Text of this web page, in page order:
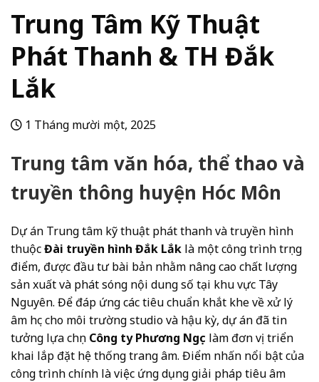
Trung Tâm Kỹ Thuật
Phát Thanh & TH Đắk
Lắk
1 Tháng mười một, 2025
Trung tâm văn hóa, thể thao và
truyền thông huyện Hóc Môn
Dự án Trung tâm kỹ thuật phát thanh và truyền hình
thuộcĐài truyền hình Đắk Lắk là một công trình trọng
điểm, được đầu tư bài bản nhằm nâng cao chất lượng
sản xuất và phát sóng nội dung số tại khu vực Tây
Nguyên. Để đáp ứng các tiêu chuẩn khắt khe về xử lý
âm học cho môi trường studio và hậu kỳ, dự án đã tin
tưởng lựa chọn Công ty Phương Ngọc làm đơn vị triển
khai lắp đặt hệ thống trang âm. Điểm nhấn nổi bật của
công trình chính là việc ứng dụng giải pháp tiêu âm